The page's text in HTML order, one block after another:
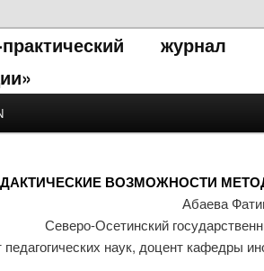
практический журнал
ВОЗМОЖНОСТИ
Абаева
Северо-Осетинский
педагогических наук, доцент кафедры